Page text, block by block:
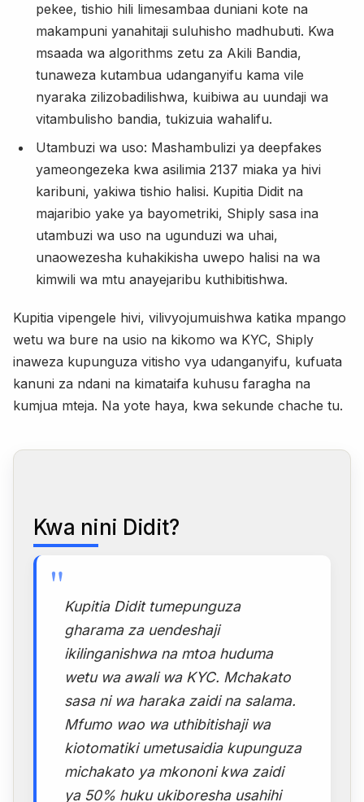
pekee, tishio hili limesambaa duniani kote na
makampuni yanahitaji suluhisho madhubuti. Kwa
msaada wa algorithms zetu za Akili Bandia,
tunaweza kutambua udanganyifu kama vile
nyaraka zilizobadilishwa, kuibiwa au uundaji wa
vitambulisho bandia, tukizuia wahalifu.
Utambuzi wa uso: Mashambulizi ya deepfakes
yameongezeka kwa asilimia 2137 miaka ya hivi
karibuni, yakiwa tishio halisi. Kupitia Didit na
majaribio yake ya bayometriki, Shiply sasa ina
utambuzi wa uso na ugunduzi wa uhai,
unaowezesha kuhakikisha uwepo halisi na wa
kimwili wa mtu anayejaribu kuthibitishwa.
Kupitia vipengele hivi, vilivyojumuishwa katika mpango
wetu wa bure na usio na kikomo wa KYC, Shiply
inaweza kupunguza vitisho vya udanganyifu, kufuata
kanuni za ndani na kimataifa kuhusu faragha na
kumjua mteja. Na yote haya, kwa sekunde chache tu.
Kwa nini Didit?
"Kupitia Didit tumepunguza
gharama za uendeshaji
ikilinganishwa na mtoa huduma
wetu wa awali wa KYC. Mchakato
sasa ni wa haraka zaidi na salama.
Mfumo wao wa uthibitishaji wa
kiotomatiki umetusaidia kupunguza
michakato ya mkononi kwa zaidi
ya 50% huku ukiboresha usahihi